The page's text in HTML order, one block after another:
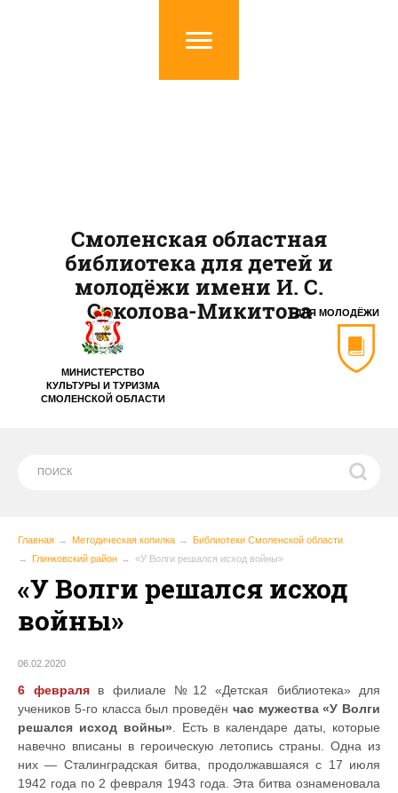
МИНИСТЕРСТВО
КУЛЬТУРЫ И ТУРИЗМА
СМОЛЕНСКОЙ ОБЛАСТИ
ДЛЯ МОЛОДЁЖИ
Смоленская областная
библиотека для детей и
молодёжи имени И. С.
Соколова-Микитова
Главная Методическая копилка
Библиотеки Смоленской области
Глинковский район
«У Волги решался исход войны»
«У Волги решался исход
войны»
06.02.2020
6 февраляв филиале №12 «Детская библиотека» для
учеников 5-го класса был проведён час мужества «У Волги
решался исход войны» . Есть в календаре даты, которые
навечно вписаны в героическую летопись страны. Одна из
них — Сталинградская битва, продолжавшаяся с 17 июля
1942 года по 2 февраля 1943 года. Эта битва ознаменовала